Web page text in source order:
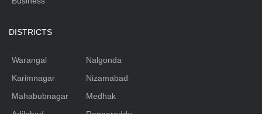
DISTRICTS
Warangal
Karimnagar
Mahabubnagar
Nalgonda
Nizamabad
Medhak